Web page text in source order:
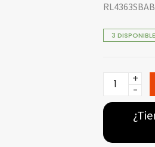
3
Motor
Damper
DA31-
00043F
-